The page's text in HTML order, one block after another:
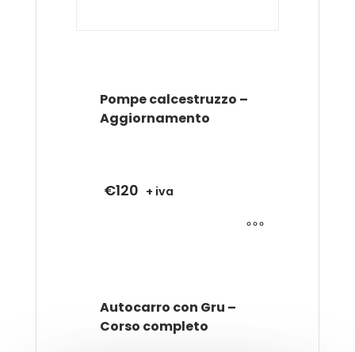
Pompe calcestruzzo –
Aggiornamento
€120 + iva
Autocarro con Gru –
Corso completo